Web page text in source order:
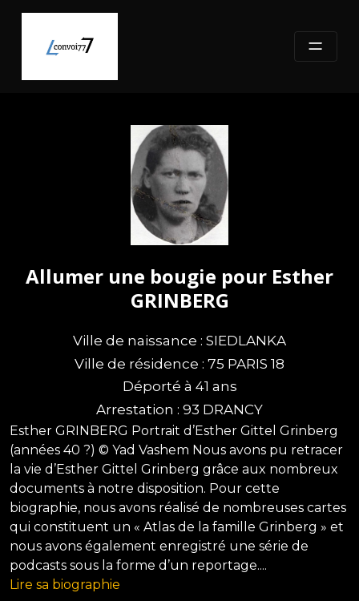
content
Allumer une bougie pour Esther
GRINBERG
Ville de naissance : SIEDLANKA
Ville de résidence : 75 PARIS 18
Déporté à 41 ans
Arrestation : 93 DRANCY
Esther GRINBERG Portrait d’Esther Gittel Grinberg
(années 40 ?) © Yad Vashem Nous avons pu retracer
la vie d’Esther Gittel Grinberg grâce aux nombreux
documents à notre disposition. Pour cette
biographie, nous avons réalisé de nombreuses cartes
qui constituent un « Atlas de la famille Grinberg » et
nous avons également enregistré une série de
podcasts sous la forme d’un reportage....
Lire sa biographie